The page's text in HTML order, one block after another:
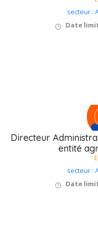
secteur :
Date
Directeur
entité
secteur :
Date